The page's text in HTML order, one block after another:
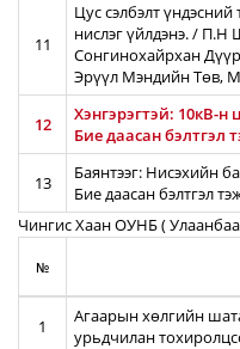
11
Цус сэлбэлт
нислэг үйлдэнэ. / П.Н
Сонгинохайрхан
Эрүүл Мэндийн Төв,
12
Хэнгэрэгтэй: 10кВ-
Бие даасан бэлтгэл
13
Баянтээг: Нисэхийн
Бие даасан бэлтгэл
Чингис Хаан ОУНБ (
№
1
Агаарын хөлгийн
урьдчилан